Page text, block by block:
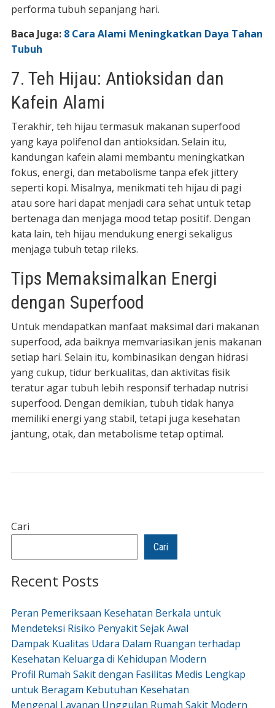
Cari
Cari
Recent Posts
Peran Pemeriksaan Kesehatan Berkala untuk
Mendeteksi Risiko Penyakit Sejak Awal
Dampak Kualitas Udara Dalam Ruangan terhadap
Kesehatan Keluarga di Kehidupan Modern
Profil Rumah Sakit dengan Fasilitas Medis Lengkap
untuk Beragam Kebutuhan Kesehatan
Mengenal Layanan Unggulan Rumah Sakit Modern
performa tubuh sepanjang hari.
Baca Juga: 8 Cara Alami Meningkatkan Daya Tahan
Tubuh
7. Teh Hijau: Antioksidan dan
Kafein Alami
Terakhir, teh hijau termasuk makanan superfood
yang kaya polifenol dan antioksidan. Selain itu,
kandungan kafein alami membantu meningkatkan
fokus, energi, dan metabolisme tanpa efek jittery
seperti kopi. Misalnya, menikmati teh hijau di pagi
atau sore hari dapat menjadi cara sehat untuk tetap
bertenaga dan menjaga mood tetap positif. Dengan
kata lain, teh hijau mendukung energi sekaligus
menjaga tubuh tetap rileks.
Tips Memaksimalkan Energi
dengan Superfood
Untuk mendapatkan manfaat maksimal dari makanan
superfood, ada baiknya memvariasikan jenis makanan
setiap hari. Selain itu, kombinasikan dengan hidrasi
yang cukup, tidur berkualitas, dan aktivitas fisik
teratur agar tubuh lebih responsif terhadap nutrisi
superfood. Dengan demikian, tubuh tidak hanya
memiliki energi yang stabil, tetapi juga kesehatan
jantung, otak, dan metabolisme tetap optimal.